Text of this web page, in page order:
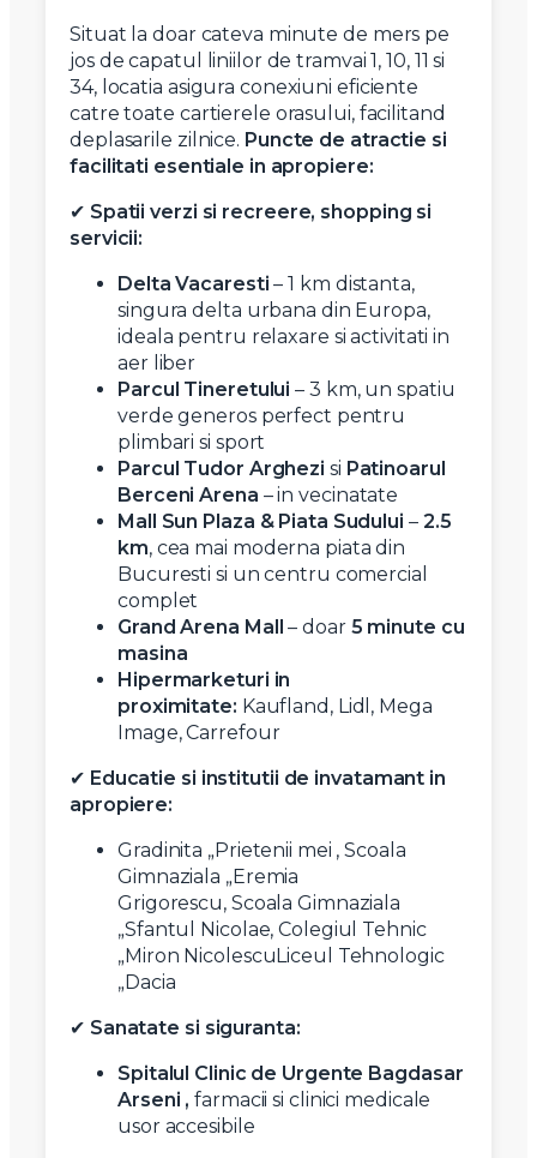
Situat la doar cateva minute de mers pe
jos de capatul liniilor de tramvai 1, 10, 11 si
34, locatia asigura conexiuni eficiente
catre toate cartierele orasului, facilitand
deplasarile zilnice. Puncte de atractie si
facilitati esentiale in apropiere:
✔ Spatii verzi si recreere, shopping si
servicii:
Delta Vacaresti – 1 km distanta,
singura delta urbana din Europa,
ideala pentru relaxare si activitati in
aer liber
Parcul Tineretului – 3 km, un spatiu
verde generos perfect pentru
plimbari si sport
Parcul Tudor Arghezi si Patinoarul
Berceni Arena – in vecinatate
Mall Sun Plaza & Piata Sudului – 2.5
km, cea mai moderna piata din
Bucuresti si un centru comercial
complet
Grand Arena Mall
– doar 5 minute cu
masina
Hipermarketuri in
proximitate: Kaufland, Lidl, Mega
Image, Carrefour
✔ Educatie si institutii de invatamant in
apropiere:
Gradinita „Prietenii mei , Scoala
Gimnaziala „Eremia
Grigorescu, Scoala Gimnaziala
„Sfantul Nicolae, Colegiul Tehnic
„Miron NicolescuLiceul Tehnologic
„Dacia
✔ Sanatate si siguranta:
Spitalul Clinic de Urgente Bagdasar
Arseni ,farmacii si clinici medicale
usor accesibile